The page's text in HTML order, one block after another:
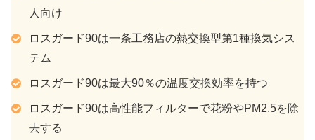
人向け
ロスガード90は一条工務店の熱交換型第1種換気シス
テム
ロスガード90は最大90％の温度交換効率を持つ
ロスガード90は高性能フィルターで花粉やPM2.5を除
去する